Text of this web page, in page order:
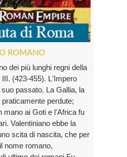
ROMANO
dei più lunghi regni della
(423-455). L'Impero
passato. La Gallia, la
perdute;
mano ai Goti e l'Africa fu
Valentiniano ebbe la
scita di nascita, che per
nome romano,